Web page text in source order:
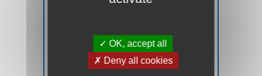
Vous n'êtes passatisfait? Nous vous
remboursonssans aucune condition.
✓ OK, accept all
✗ Deny all cookies